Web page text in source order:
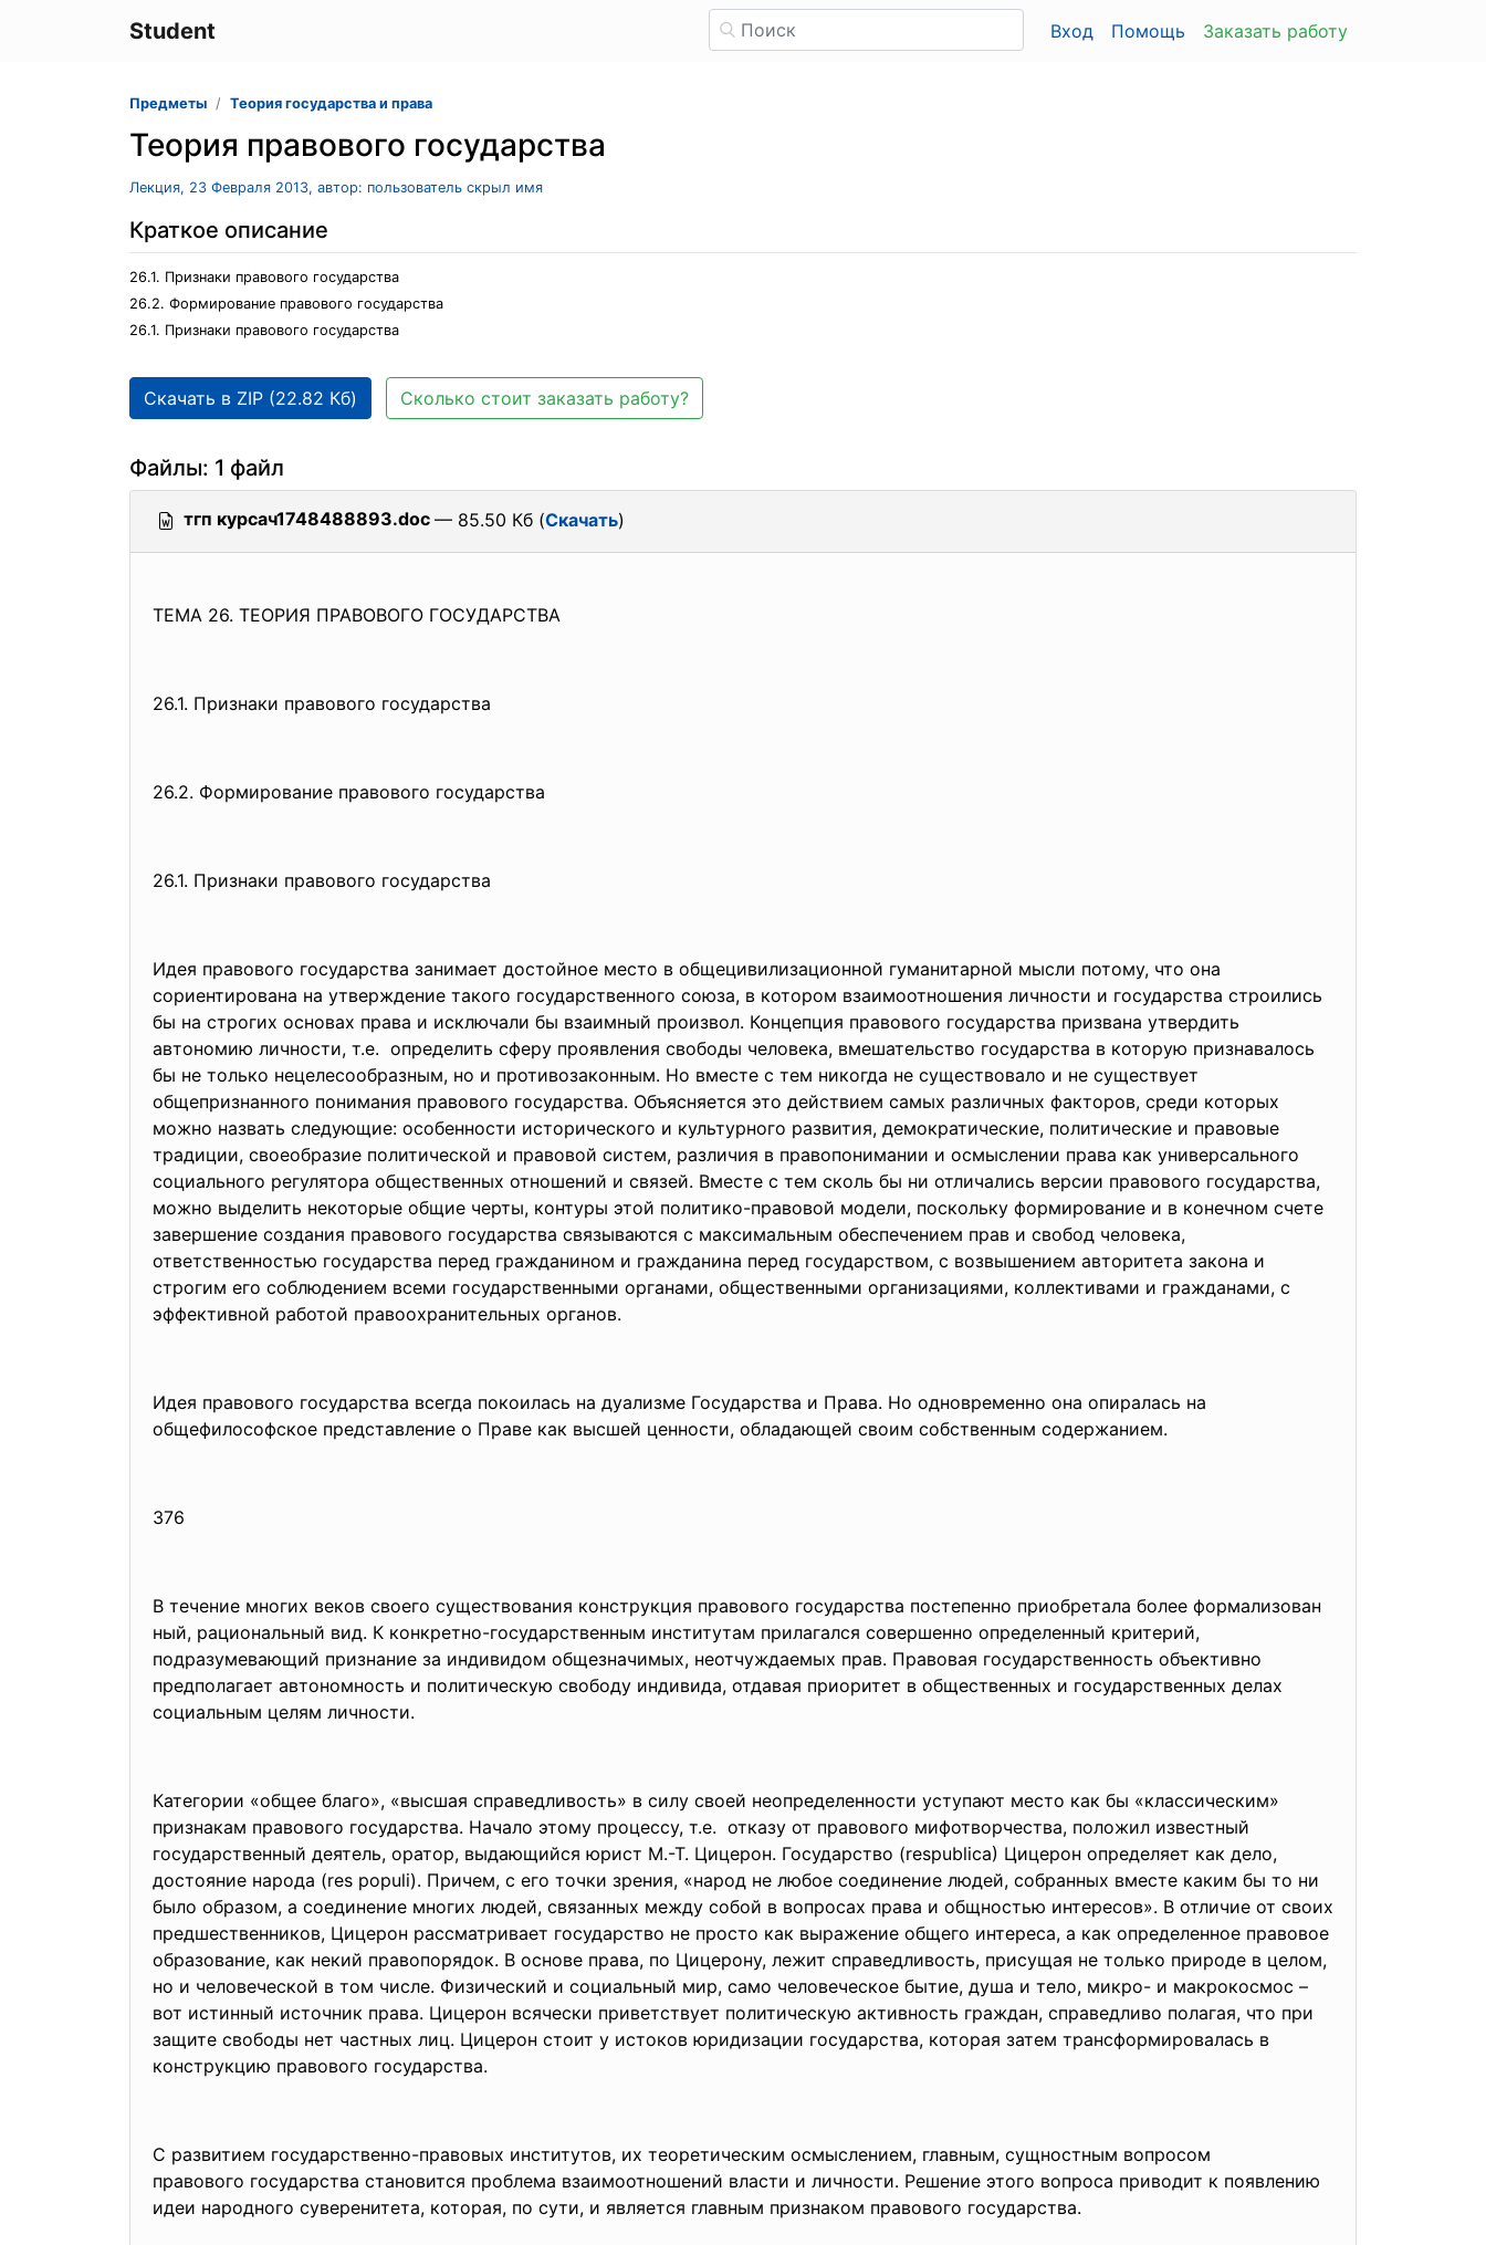
Student Вход Помощь Заказать работу
Предметы Теория государства и права
Теория правового государства
Лекция, 23 Февраля 2013, автор: пользователь скрыл имя
Краткое описание
26.1. Признаки правового государства
26.2. Формирование правового государства
26.1. Признаки правового государства
Скачать в ZIP (22.82 Кб) Сколько стоит заказать работу?
Файлы: 1 файл
тгп курсач1748488893.doc — 85.50 Кб (Скачать)
ТЕМА 26. ТЕОРИЯ ПРАВОВОГО ГОСУДАРСТВА
26.1. Признаки правового государства
26.2. Формирование правового государства
26.1. Признаки правового государства
Идея правового государства занимает достойное место в общецивилизационной гуманитарной мысли потому, что она
сориентирована на утверждение такого государственного союза, в котором взаимоотношения личности и государства строились
бы на строгих основах права и исключали бы взаимный произвол. Концепция правового государства призвана утвердить
автономию личности, т.е. определить сферу проявления свободы человека, вмешательство государства в которую признавалось
бы не только нецелесообразным, но и противозаконным. Но вместе с тем никогда не существовало и не существует
общепризнанного понимания правового государства. Объясняется это действием самых различных факторов, среди которых
можно назвать следующие: особенности исторического и культурного развития, демократические, политические и правовые
традиции, своеобразие политической и правовой систем, различия в правопонимании и осмыслении права как универсального
социального регулятора общественных отношений и связей. Вместе с тем сколь бы ни отличались версии правового государства,
можно выделить некоторые общие черты, контуры этой политико-правовой модели, поскольку формирование и в конечном счете
завершение создания правового государства связываются с максимальным обеспечением прав и свобод человека,
ответственностью государства перед гражданином и гражданина перед государством, с возвышением авторитета закона и
строгим его соблюдением всеми государственными органами, общественными организациями, коллективами и гражданами, с
эффективной работой правоохранительных органов.
Идея правового государства всегда покоилась на дуализме Государства и Права. Но одновременно она опиралась на
общефилософское представление о Праве как высшей ценности, обладающей своим собственным содержанием.
376
В течение многих веков своего существования конструкция правового государства постепенно приобретала более формализован
ный, рациональный вид. К конкретно-государственным институтам прилагался совершенно определенный критерий,
подразумевающий признание за индивидом общезначимых, неотчуждаемых прав. Правовая государственность объективно
предполагает автономность и политическую свободу индивида, отдавая приоритет в общественных и государственных делах
социальным целям личности.
Категории «общее благо», «высшая справедливость» в силу своей неопределенности уступают место как бы «классическим»
признакам правового государства. Начало этому процессу, т.е. отказу от правового мифотворчества, положил известный
государственный деятель, оратор, выдающийся юрист М.-Т. Цицерон. Государство (respublica) Цицерон определяет как дело,
достояние народа (res populi). Причем, с его точки зрения, «народ не любое соединение людей, собранных вместе каким бы то ни
было образом, а соединение многих людей, связанных между собой в вопросах права и общностью интересов». В отличие от своих
предшественников, Цицерон рассматривает государство не просто как выражение общего интереса, а как определенное правовое
образование, как некий правопорядок. В основе права, по Цицерону, лежит справедливость, присущая не только природе в целом,
но и человеческой в том числе. Физический и социальный мир, само человеческое бытие, душа и тело, микро- и макрокосмос –
вот истинный источник права. Цицерон всячески приветствует политическую активность граждан, справедливо полагая, что при
защите свободы нет частных лиц. Цицерон стоит у истоков юридизации государства, которая затем трансформировалась в
конструкцию правового государства.
С развитием государственно-правовых институтов, их теоретическим осмыслением, главным, сущностным вопросом
правового государства становится проблема взаимоотношений власти и личности. Решение этого вопроса приводит к появлению
идеи народного суверенитета, которая, по сути, и является главным признаком правового государства.